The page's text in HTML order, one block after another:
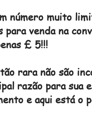
número muito
venda na
£ 5!!!
rara não são
razão para sua
e aqui está o